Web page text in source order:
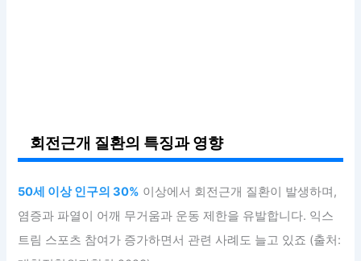
회전근개 질환의 특징과 영향
50세 이상 인구의 30% 이상에서 회전근개 질환이 발생하며,
염증과 파열이 어깨 무거움과 운동 제한을 유발합니다. 익스
트림 스포츠 참여가 증가하면서 관련 사례도 늘고 있죠 (출처: